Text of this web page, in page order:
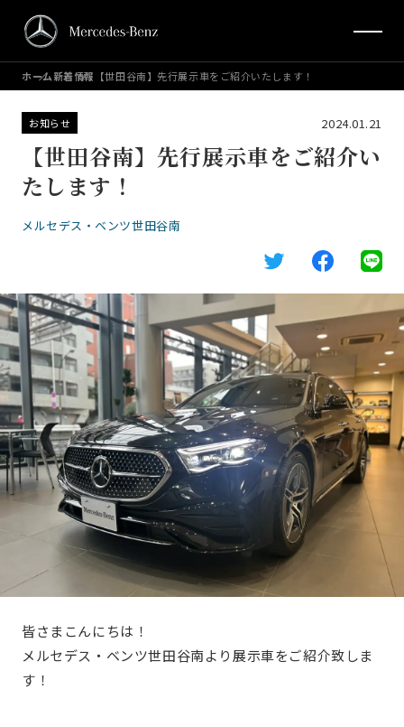
ホーム新着情報 【世田谷南】先行展示車をご紹介いたします！
お知らせ 2024.01.21
【世田谷南】先行展示車をご紹介い
たします！
メルセデス・ベンツ世田谷南
皆さまこんにちは！
メルセデス・ベンツ世田谷南より展示車をご紹介致しま
す！